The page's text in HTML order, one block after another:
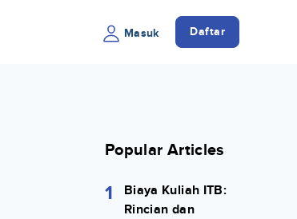
Masuk Daftar
Popular Articles
1
Biaya Kuliah ITB:
Rincian dan